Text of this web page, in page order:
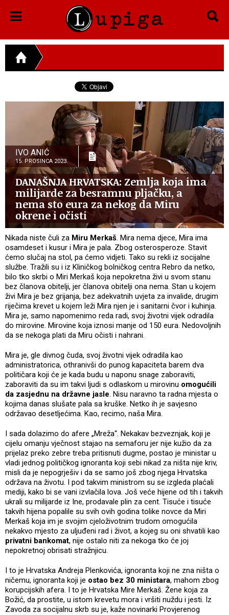
IVO ANIĆ
15. PROSINCA 2023.
DANAŠNJA HRVATSKA: Zemlja koja ima
milijarde za besramnu pljačku, a
nema sto eura za nekog da Miru
okrene i očisti
Nikada niste čuli za Miru Merkaš. Mira nema djece, Mira ima
osamdeset i kusur i Mira je pala. Zbog osterosperoze. Stavit
ćemo slučaj na stol, pa ćemo vidjeti. Tako su rekli iz socijalne
službe. Tražili su i iz Kliničkog bolničkog centra Rebro da netko,
bilo tko skrbi o Miri Merkaš koja nepokretna živi u svom stanu
bez članova obitelji, jer članova obitelji ona nema. Stan u kojem
živi Mira je bez grijanja, bez adekvatnih uvjeta za invalide, drugim
riječima krevet u kojem leži Mira njen je i sanitarni čvor i kuhinja.
Mira je, samo napomenimo reda radi, svoj životni vijek odradila
do mirovine. Mirovine koja iznosi manje od 150 eura. Nedovoljnih
da se nekoga plati da Miru očisti i nahrani.
Mira je, gle divnog čuda, svoj životni vijek odradila kao
administratorica, othranivši do punog kapaciteta barem dva
političara koji će je kada budu u naponu snage zaboraviti,
zaboraviti da su im takvi ljudi s odlaskom u mirovinu omogućili
da zasjednu na državne jasle. Nisu naravno ta radna mjesta o
kojima danas slušate pala sa kruške. Netko ih je savjesno
održavao desetljećima. Kao, recimo, naša Mira.
I sada dolazimo do afere „Mreža“. Nekakav bezveznjak, koji je
cijelu omanju vječnost stajao na semaforu jer nije kužio da za
prijelaz preko zebre treba pritisnuti dugme, postao je ministar u
vladi jednog političkog ignoranta koji sebi nikad za ništa nije kriv,
misli da je nepogrješiv i da se samo još zbog njega Hrvatska
održava na životu. I pod takvim ministrom su se izgleda plaćali
mediji, kako bi se vani izvlačila lova. Još veće hijene od tih i takvih
ukrali su milijarde iz Ine, prodavale plin za cent. Tisuće i tisuće
takvih hijena popalile su svih ovih godina tolike novce da Miri
Merkaš koja im je svojim cjeloživotnim trudom omogućila
nekakvo mjesto za uljuđeni rad i život, a kojeg su oni shvatili kao
privatni bankomat, nije ostalo niti za nekoga tko će joj
nepokretnoj obrisati stražnjicu.
I to je Hrvatska Andreja Plenkovića, ignoranta koji ne zna ništa o
ničemu, ignoranta koji je ostao bez 30 ministara, mahom zbog
korupcijskih afera. I to je Hrvatska Mire Merkaš. Žene koja za
Božić, da prostite, u istom krevetu mora i vršiti nuždu i jesti. Iz
Zavoda za socijalnu skrb su je, kaže novinarki Provjerenog